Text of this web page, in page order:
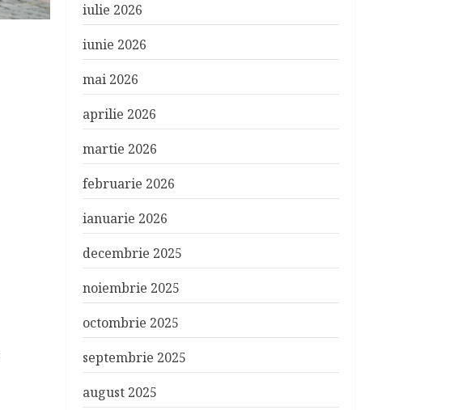
iulie 2026
iunie 2026
mai 2026
aprilie 2026
martie 2026
februarie 2026
ianuarie 2026
decembrie 2025
noiembrie 2025
octombrie 2025
septembrie 2025
august 2025